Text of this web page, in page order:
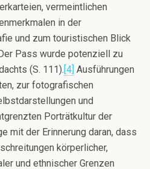
vermeintlichen
in der
und zum touristischen Blick
Pass wurde potenziell zu
(S. 111).[4] Ausführungen
zur fotografischen
und
Porträtkultur der
mit der Erinnerung daran, dass
körperlicher,
und ethnischer Grenzen